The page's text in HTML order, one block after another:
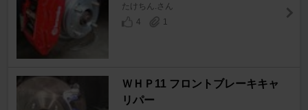
たけちん.さん
4
1
ＷＨＰ11 フロントブレーキキャ
リパー